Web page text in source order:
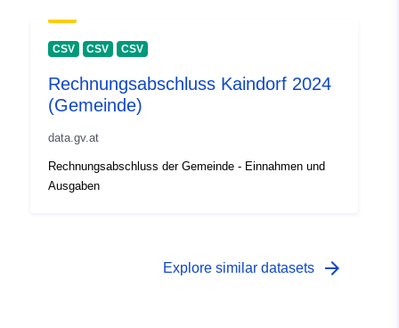
CSV CSV CSV
Rechnungsabschluss Kaindorf 2024
(Gemeinde)
data.gv.at
Rechnungsabschluss der Gemeinde - Einnahmen und
Ausgaben
Explore similar datasets arrow_forward